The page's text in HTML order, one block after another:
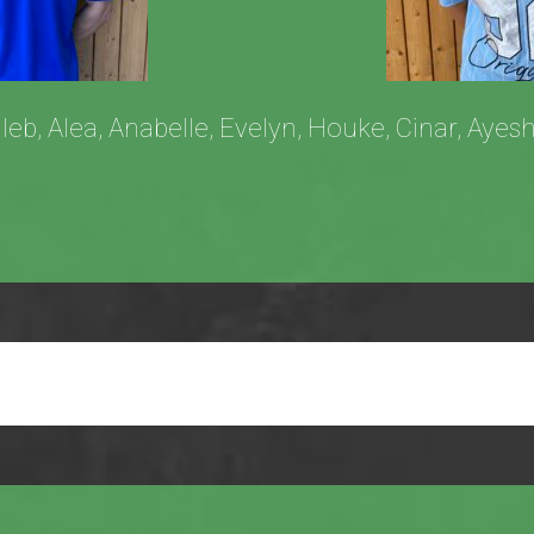
Alea, Anabelle, Evelyn, Houke, Cinar,